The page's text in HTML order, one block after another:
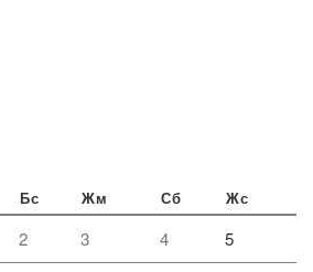
Бс Жм Сб Жс
2 3 4 5